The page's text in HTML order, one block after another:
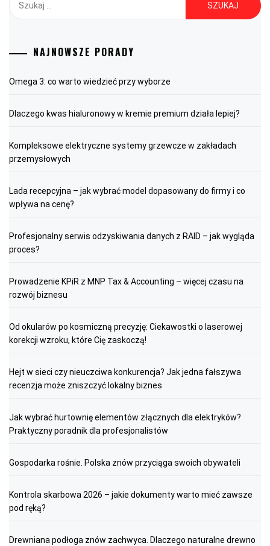
NAJNOWSZE PORADY
Omega 3: co warto wiedzieć przy wyborze
Dlaczego kwas hialuronowy w kremie premium działa lepiej?
Kompleksowe elektryczne systemy grzewcze w zakładach
przemysłowych
Lada recepcyjna – jak wybrać model dopasowany do firmy i co
wpływa na cenę?
Profesjonalny serwis odzyskiwania danych z RAID – jak wygląda
proces?
Prowadzenie KPiR z MNP Tax & Accounting – więcej czasu na
rozwój biznesu
Od okularów po kosmiczną precyzję: Ciekawostki o laserowej
korekcji wzroku, które Cię zaskoczą!
Hejt w sieci czy nieuczciwa konkurencja? Jak jedna fałszywa
recenzja może zniszczyć lokalny biznes
Jak wybrać hurtownię elementów złącznych dla elektryków?
Praktyczny poradnik dla profesjonalistów
Gospodarka rośnie. Polska znów przyciąga swoich obywateli
Kontrola skarbowa 2026 – jakie dokumenty warto mieć zawsze
pod ręką?
Drewniana podłoga znów zachwyca. Dlaczego naturalne drewno